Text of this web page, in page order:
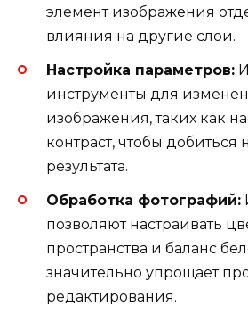
элемент изображения
влияния на другие слои.
Настройка параметров:
инструменты для
изображения, таких как
контраст, чтобы добиться
результата.
Обработка фотографий:
позволяют настраивать
пространства и баланс
значительно упрощает
редактирования.